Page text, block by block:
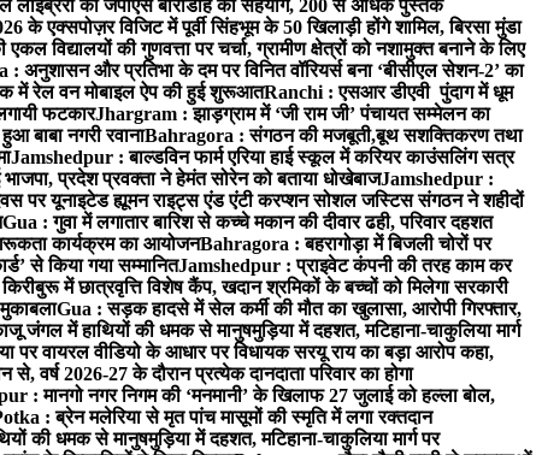
लाइब्रेरी को जेपीएस बारीडीह का सहयोग, 200 से अधिक पुस्तकें
के एक्सपोज़र विजिट में पूर्वी सिंहभूम के 50 खिलाड़ी होंगे शामिल, बिरसा मुंडा
विद्यालयों की गुणवत्ता पर चर्चा, ग्रामीण क्षेत्रों को नशामुक्त बनाने के लिए
अनुशासन और प्रतिभा के दम पर विनित वॉरियर्स बना ‘बीसीएल सेशन-2’ का
में रेल वन मोबाइल ऐप की हुई शुरूआतRanchi : एसआर डीएवी पुंदाग में धूम
फटकारJhargram : झाड़ग्राम में ‘जी राम जी’ पंचायत सम्मेलन का
बाबा नगरी रवानाBahragora : संगठन की मजबूती,बूथ सशक्तिकरण तथा
Jamshedpur : बाल्डविन फार्म एरिया हाई स्कूल में करियर काउंसलिंग सत्र
प्रदेश प्रवक्ता ने हेमंत सोरेन को बताया धोखेबाजJamshedpur :
पर यूनाइटेड ह्यूमन राइट्स एंड एंटी करप्शन सोशल जस्टिस संगठन ने शहीदों
Gua : गुवा में लगातार बारिश से कच्चे मकान की दीवार ढही, परिवार दहशत
कार्यक्रम का आयोजनBahragora : बहरागोड़ा में बिजली चोरों पर
से किया गया सम्मानितJamshedpur : प्राइवेट कंपनी की तरह काम कर
में छात्रवृत्ति विशेष कैंप, खदान श्रमिकों के बच्चों को मिलेगा सरकारी
Gua : सड़क हादसे में सेल कर्मी की मौत का खुलासा, आरोपी गिरफ्तार,
जंगल में हाथियों की धमक से मानुषमुड़िया में दहशत, मटिहाना-चाकुलिया मार्ग
पर वायरल वीडियो के आधार पर विधायक सरयू राय का बड़ा आरोप कहा,
वर्ष 2026-27 के दौरान प्रत्येक दानदाता परिवार का होगा
: मानगो नगर निगम की ‘मनमानी’ के खिलाफ 27 जुलाई को हल्ला बोल,
: ब्रेन मलेरिया से मृत पांच मासूमों की स्मृति में लगा रक्तदान
की धमक से मानुषमुड़िया में दहशत, मटिहाना-चाकुलिया मार्ग पर